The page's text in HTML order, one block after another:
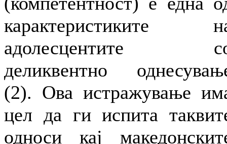
карактеристиките
адолесцентите
деликвентно
(2). Ова истражување
цел да ги испита
односи кај